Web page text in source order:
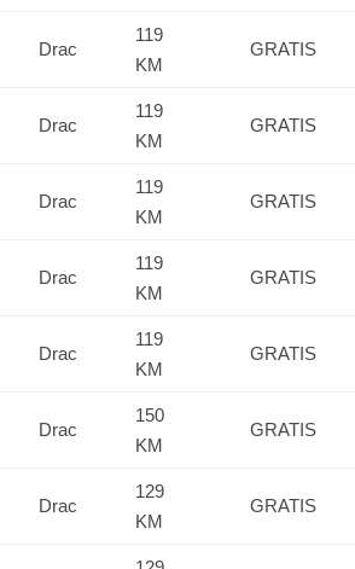
Drac
119
KM
GRATIS
Drac
119
KM
GRATIS
Drac
119
KM
GRATIS
Drac
119
KM
GRATIS
Drac
119
KM
GRATIS
Drac
150
KM
GRATIS
Drac
129
KM
GRATIS